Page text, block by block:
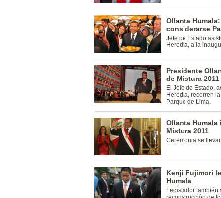
Ollanta
considerarse
Jefe de Estado
Heredia, a la
Presidente
de Mistura 2011
El Jefe de Estado,
Heredia, recorren
Parque de Lima.
Ollanta Humala
Mistura 2011
Ceremonia se
Kenji Fujimori
Humala
Legislador también